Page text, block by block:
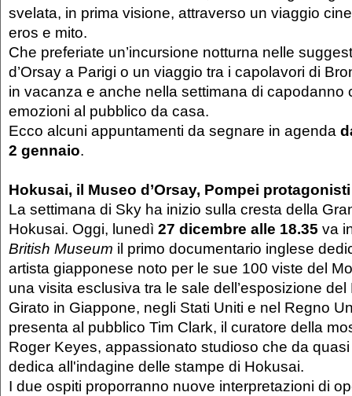
svelata, in prima visione, attraverso un viaggio
eros e mito.
Che preferiate un’incursione notturna nelle
d’Orsay a Parigi o un viaggio tra i capolavori di
in vacanza e anche nella settimana di capodanno
emozioni al pubblico da casa.
Ecco alcuni appuntamenti da segnare in agenda
2 gennaio.
Hokusai, il Museo d’Orsay, Pompei
La settimana di Sky ha inizio sulla cresta della
Hokusai. Oggi, lunedì 27 dicembre alle 18.35 va
British Museum il primo documentario inglese
artista giapponese noto per le sue 100 viste del
una visita esclusiva tra le sale dell’esposizione
Girato in Giappone, negli Stati Uniti e nel Regno
presenta al pubblico Tim Clark, il curatore della
Roger Keyes, appassionato studioso che da
dedica all'indagine delle stampe di Hokusai.
I due ospiti proporranno nuove interpretazioni di